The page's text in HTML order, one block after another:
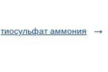
тиосульфат аммония